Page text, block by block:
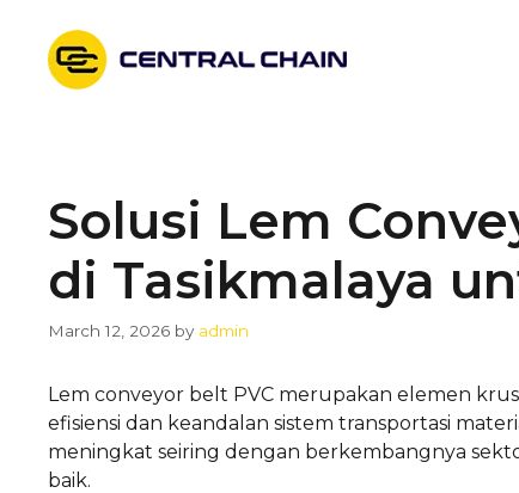
content
Solusi Lem
di Tasikmalaya
March 12, 2026 by admin
Lem conveyor belt PVC merupakan elemen
efisiensi dan keandalan sistem transportasi
meningkat seiring dengan berkembangnya
baik.